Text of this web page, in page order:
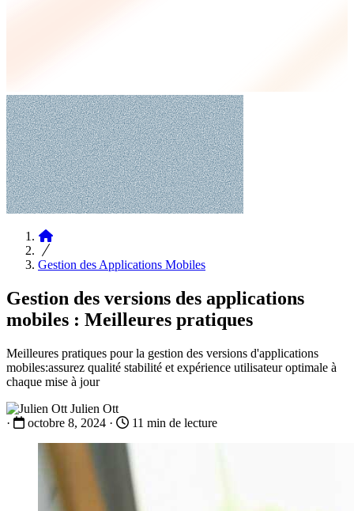
Gestion des Applications Mobiles
Gestion des versions des applications
mobiles : Meilleures pratiques
Meilleures pratiques pour la gestion des versions d'applications
mobiles:assurez qualité stabilité et expérience utilisateur optimale à
chaque mise à jour
Julien Ott
·
octobre 8, 2024 · 11 min de lecture